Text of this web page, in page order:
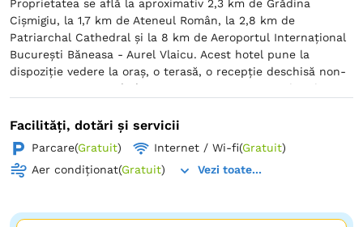
Proprietatea se află la aproximativ 2,3 km de Grădina
Cişmigiu, la 1,7 km de Ateneul Român, la 2,8 km de
Patriarchal Cathedral și la 8 km de Aeroportul Internațional
București Băneasa - Aurel Vlaicu. Acest hotel pune la
dispoziție vedere la oraș, o terasă, o recepție deschisă non-
stop și WiFi gratuit în întreaga proprietate. Acest hotel pune
un birou, o cafetieră, un frigider, o cutie de valori, un
televizor cu ecran plat, lenjerie de pat, prosoape și o baie
proprie cu duș care oferă articole de toaletă gratuite.
Facilități, dotări și servicii
Parcare(Gratuit) Internet / Wi-fi(Gratuit)
Aer condiționat(Gratuit) Vezi toate...